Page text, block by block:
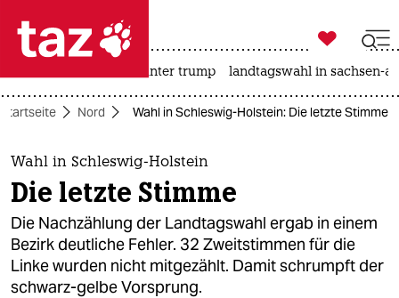
 taz zahl ich
taz zahl ich
themen
politik
öko
gesellschaft

taz zahl ich
usa unter trump landtagswahl in sachsen-
Startseite Nord Wahl in Schleswig-Holstein: Die letzte Stimme
Wahl in Schleswig-Holstein
Die letzte Stimme
Die Nachzählung der Landtagswahl ergab in einem
Bezirk deutliche Fehler. 32 Zweitstimmen für die
Linke wurden nicht mitgezählt. Damit schrumpft der
schwarz-gelbe Vorsprung.